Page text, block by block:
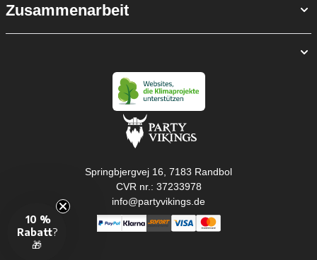
Zusammenarbeit
Springbjergvej 16, 7183 Randbol
CVR nr.: 37233978
info@partyvikings.de
10 %
Rabatt?
🎁